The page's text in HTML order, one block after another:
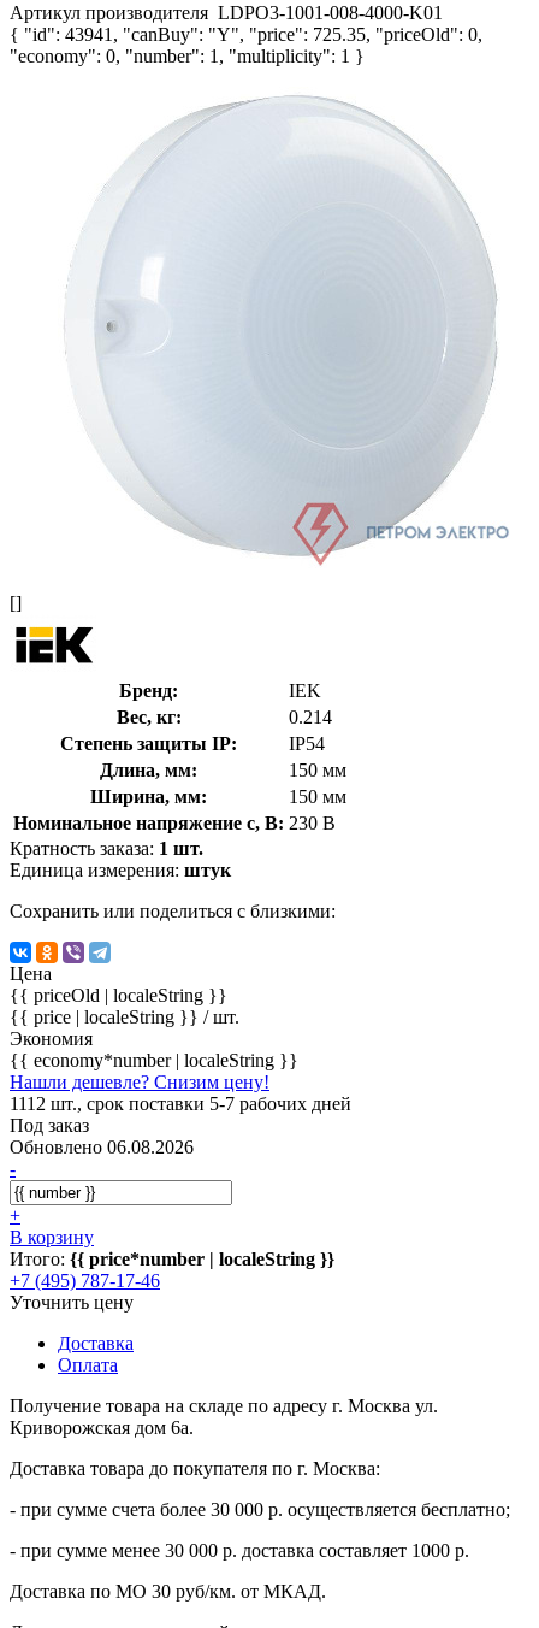
Артикул производителя LDPO3-1001-008-4000-K01
{ "id": 43941, "canBuy": "Y", "price": 725.35, "priceOld": 0,
"economy": 0, "number": 1, "multiplicity": 1 }
[]
Бренд:
IEK
Вес, кг:
0.214
Степень защиты IP:
IP54
Длина, мм:
150 мм
Ширина, мм:
150 мм
Номинальное напряжение с, В: 230 В
Кратность заказа: 1 шт.
Единица измерения: штук
Сохранить или поделиться с близкими:
Цена
{{ priceOld | localeString }}
{{ price | localeString }} / шт.
Экономия
{{ economy*number | localeString }}
Нашли дешевле? Снизим цену!
1112 шт., срок поставки 5-7 рабочих дней
Под заказ
Обновлено 06.08.2026
-
+
В корзину
Итого: {{ price*number | localeString }}
+7 (495) 787-17-46
Уточнить цену
Доставка
Оплата
Получение товара на складе по адресу г. Москва ул.
Криворожская дом 6а.
Доставка товара до покупателя по г. Москва:
- при сумме счета более 30 000 р. осуществляется бесплатно;
- при сумме менее 30 000 р. доставка составляет 1000 р.
Доставка по МО 30 руб/км. от МКАД.